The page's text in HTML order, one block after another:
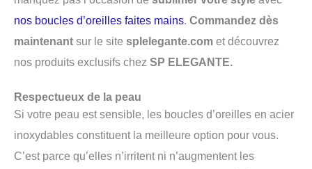
nos boucles d’oreilles faites mains. Commandez dès
maintenant sur le site splelegante.com et découvrez
nos produits exclusifs chez SP ELEGANTE.
Respectueux de la peau
Si votre peau est sensible, les boucles d’oreilles en acier
inoxydables constituent la meilleure option pour vous.
C’est parce qu’elles n’irritent ni n’augmentent les